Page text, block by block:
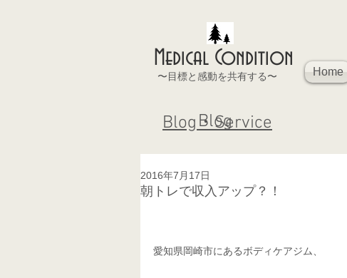
Medical Condition
〜目標と感動を共有する〜 Home
Blog
Blog・Service
朝トレで収入アップ？！
2016年7月17日
愛知県岡崎市にあるボディケアジム、